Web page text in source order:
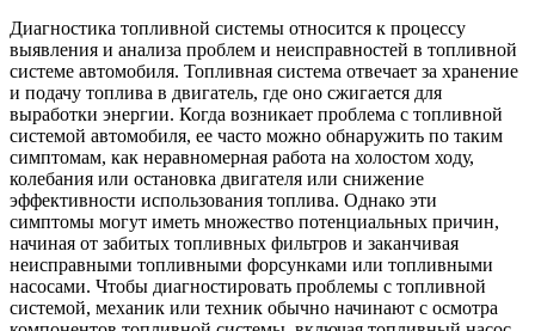
Диагностика топливной системы относится к процессу
выявления и анализа проблем и неисправностей в топливной
системе автомобиля. Топливная система отвечает за хранение
и подачу топлива в двигатель, где оно сжигается для
выработки энергии. Когда возникает проблема с топливной
системой автомобиля, ее часто можно обнаружить по таким
симптомам, как неравномерная работа на холостом ходу,
колебания или остановка двигателя или снижение
эффективности использования топлива. Однако эти
симптомы могут иметь множество потенциальных причин,
начиная от забитых топливных фильтров и заканчивая
неисправными топливными форсунками или топливными
насосами. Чтобы диагностировать проблемы с топливной
системой, механик или техник обычно начинают с осмотра